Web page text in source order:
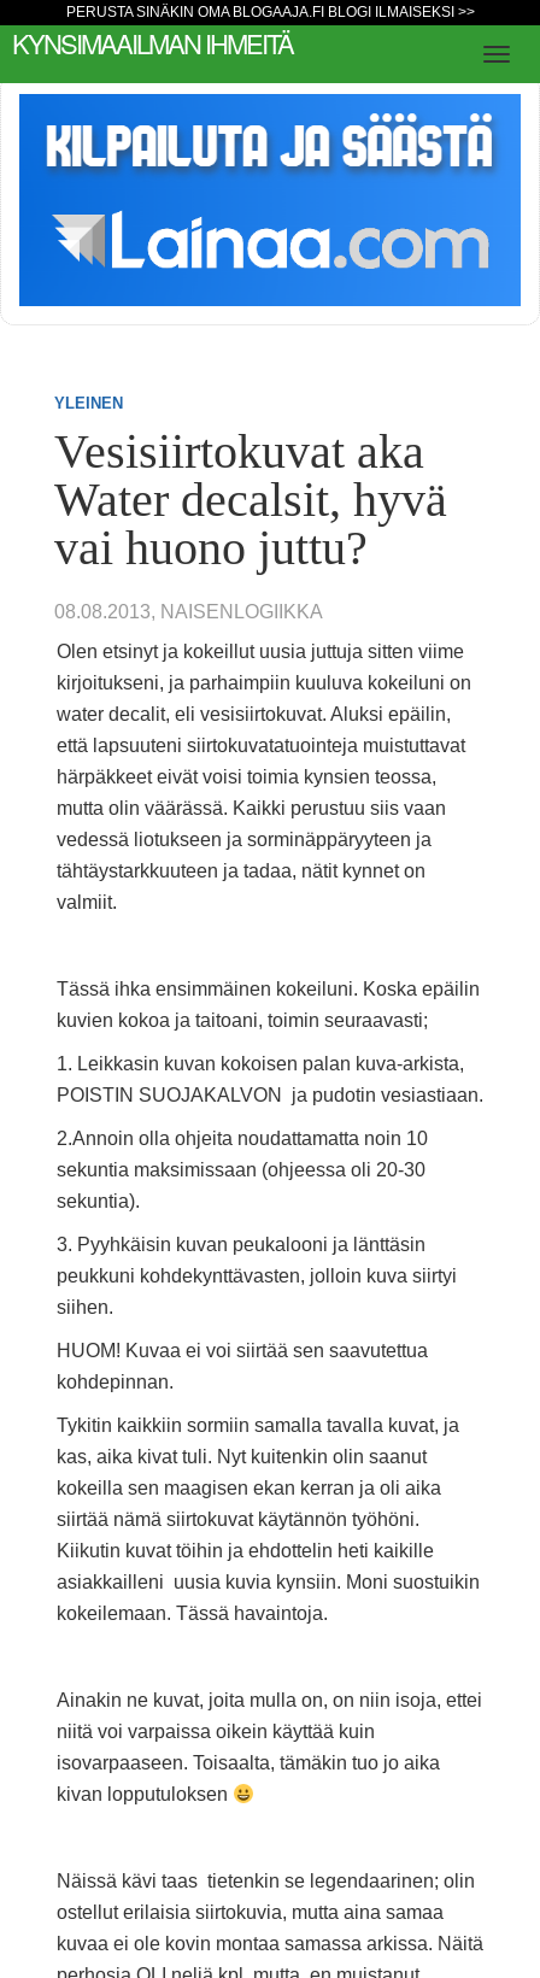
PERUSTA SINÄKIN OMA BLOGAAJA.FI BLOGI ILMAISEKSI >>
KYNSIMAAILMAN IHMEITÄ
YLEINEN
Vesisiirtokuvat aka
Water decalsit, hyvä
vai huono juttu?
08.08.2013, NAISENLOGIIKKA
Olen etsinyt ja kokeillut uusia juttuja sitten viime
kirjoitukseni, ja parhaimpiin kuuluva kokeiluni on
water decalit, eli vesisiirtokuvat. Aluksi epäilin,
että lapsuuteni siirtokuvatatuointeja muistuttavat
härpäkkeet eivät voisi toimia kynsien teossa,
mutta olin väärässä. Kaikki perustuu siis vaan
vedessä liotukseen ja sorminäppäryyteen ja
tähtäystarkkuuteen ja tadaa, nätit kynnet on
valmiit.
Tässä ihka ensimmäinen kokeiluni. Koska epäilin
kuvien kokoa ja taitoani, toimin seuraavasti;
1. Leikkasin kuvan kokoisen palan kuva-arkista,
POISTIN SUOJAKALVON ja pudotin vesiastiaan.
2.Annoin olla ohjeita noudattamatta noin 10
sekuntia maksimissaan (ohjeessa oli 20-30
sekuntia).
3. Pyyhkäisin kuvan peukalooni ja länttäsin
peukkuni kohdekynttävasten, jolloin kuva siirtyi
siihen.
HUOM! Kuvaa ei voi siirtää sen saavutettua
kohdepinnan.
Tykitin kaikkiin sormiin samalla tavalla kuvat, ja
kas, aika kivat tuli. Nyt kuitenkin olin saanut
kokeilla sen maagisen ekan kerran ja oli aika
siirtää nämä siirtokuvat käytännön työhöni.
Kiikutin kuvat töihin ja ehdottelin heti kaikille
asiakkailleni uusia kuvia kynsiin. Moni suostuikin
kokeilemaan. Tässä havaintoja.
Ainakin ne kuvat, joita mulla on, on niin isoja, ettei
niitä voi varpaissa oikein käyttää kuin
isovarpaaseen. Toisaalta, tämäkin tuo jo aika
kivan lopputuloksen
Näissä kävi taas tietenkin se legendaarinen; olin
ostellut erilaisia siirtokuvia, mutta aina samaa
kuvaa ei ole kovin montaa samassa arkissa. Näitä